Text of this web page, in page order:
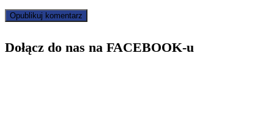
Dołącz do nas na FACEBOOK-u